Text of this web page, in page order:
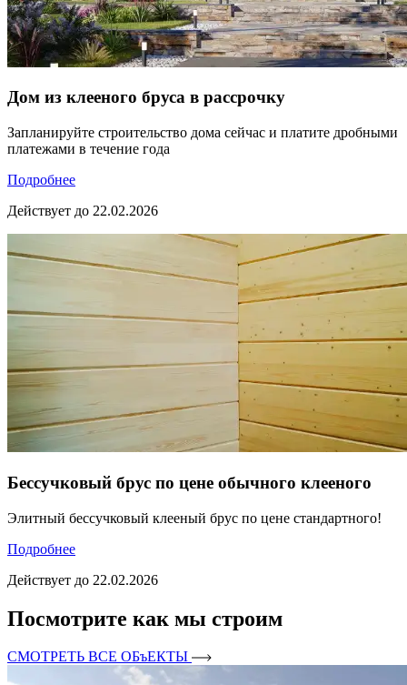
Дом из клееного бруса в рассрочку
Запланируйте строительство дома сейчас и платите дробными
платежами в течение года
Подробнее
Действует до 22.02.2026
Бессучковый брус по цене обычного клееного
Элитный бессучковый клееный брус по цене стандартного!
Подробнее
Действует до 22.02.2026
Посмотрите как мы строим
СМОТРЕТЬ ВСЕ ОБъЕКТЫ